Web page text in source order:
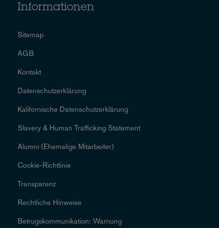
Informationen
Sitemap
AGB
Kontakt
Datenschutzerklärung
Kalifornische Datenschutzerklärung
Slavery & Human Trafficking Statement
Alumni (Ehemalige Mitarbeiter)
Cookie-Richtlinie
Transparenz
Rechtliche Hinweise
Betrugskommunikation: Warnung